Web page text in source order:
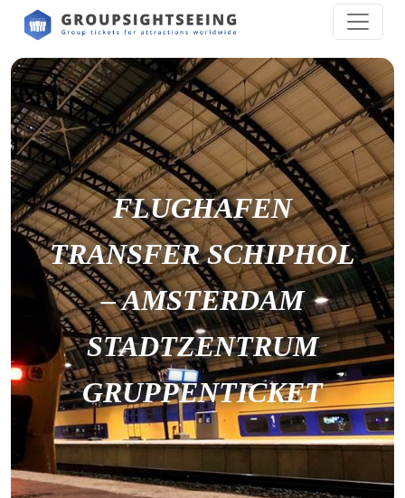
FLUGHAFEN
TRANSFER SCHIPHOL
– AMSTERDAM
STADTZENTRUM
GRUPPENTICKET